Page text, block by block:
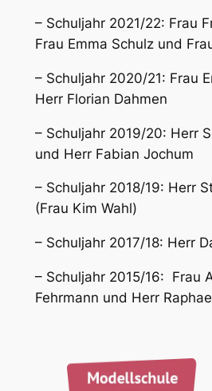
– Schuljahr 2021/22: Frau
Frau Emma Schulz und
– Schuljahr 2020/21: Frau
Herr Florian Dahmen
– Schuljahr 2019/20: Herr
und Herr Fabian Jochum
– Schuljahr 2018/19: Herr
(Frau Kim Wahl)
– Schuljahr 2017/18: Herr
– Schuljahr 2015/16: Frau
Fehrmann und Herr